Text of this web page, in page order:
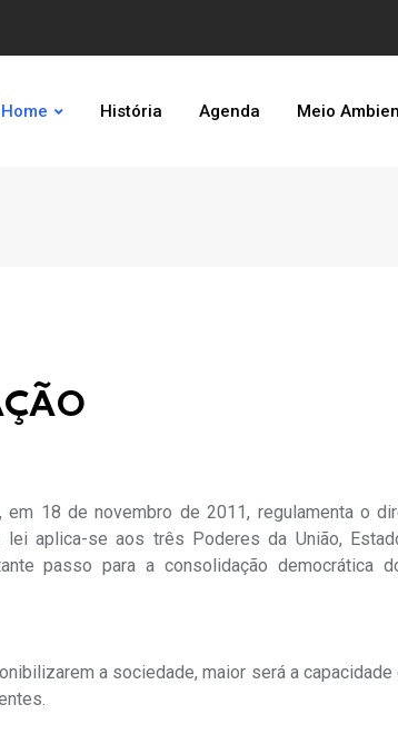
Home História Agenda Meio
em 18 de novembro de 2011, regulamenta o
aplica-se aos três Poderes da União,
passo para a consolidação democrática
a sociedade, maior será a